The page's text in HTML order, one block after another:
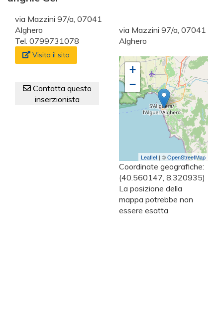
via Mazzini 97/a, 07041
Alghero
Tel. 0799731078
Visita il sito
Contatta questo
inserzionista
via Mazzini 97/a, 07041
Alghero
+
−
Leaflet | ©OpenStreetMap
Coordinate geografiche:
(40.560147, 8.320935)
La posizione della
mappa potrebbe non
essere esatta